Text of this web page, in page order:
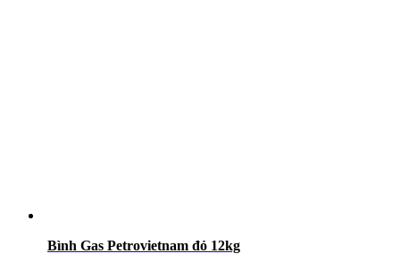
Bình Gas Petrovietnam đỏ 12kg